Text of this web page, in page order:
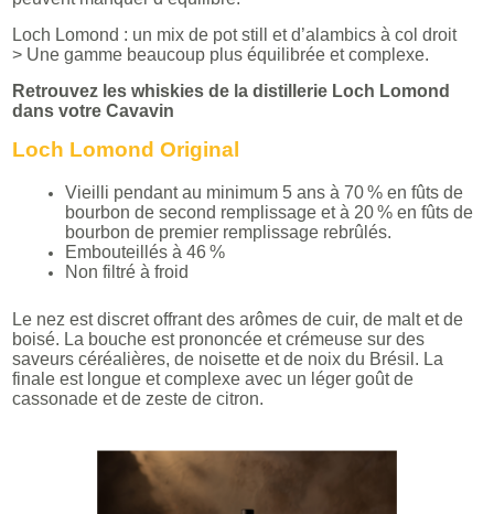
Loch Lomond : un mix de pot still et d’alambics à col droit
> Une gamme beaucoup plus équilibrée et complexe.
Retrouvez les whiskies de la distillerie Loch Lomond
dans votre Cavavin
Loch Lomond Original
Vieilli pendant au minimum 5 ans à 70 % en fûts de
bourbon de second remplissage et à 20 % en fûts de
bourbon de premier remplissage rebrûlés.
Embouteillés à 46 %
Non filtré à froid
Le nez est discret offrant des arômes de cuir, de malt et de
boisé. La bouche est prononcée et crémeuse sur des
saveurs céréalières, de noisette et de noix du Brésil. La
finale est longue et complexe avec un léger goût de
cassonade et de zeste de citron.